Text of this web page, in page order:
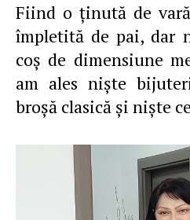
Fiind o ţinută de
împletită de pai, dar
coş de dimensiune
am ales nişte
broşă clasică şi nişte